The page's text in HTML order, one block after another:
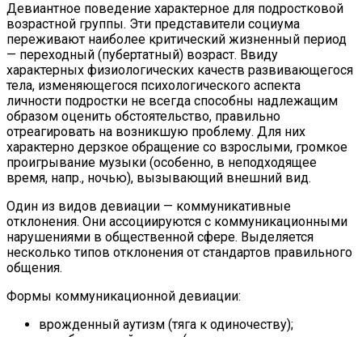
Девиантное поведение характерное для подростковой
возрастной группы. Эти представители социума
переживают наиболее критический жизненный период
— переходный (пубертатный) возраст. Ввиду
характерных физиологических качеств развивающегося
тела, изменяющегося психологического аспекта
личности подростки не всегда способны надлежащим
образом оценить обстоятельство, правильно
отреагировать на возникшую проблему. Для них
характерно дерзкое обращение со взрослыми, громкое
проигрывание музыки (особенно, в неподходящее
время, напр., ночью), вызывающий внешний вид.
Один из видов девиации — коммуникативные
отклонения. Они ассоциируются с коммуникационными
нарушениями в общественной сфере. Выделяется
несколько типов отклонения от стандартов правильного
общения.
Формы коммуникационной девиации:
врожденный аутизм (тяга к одиночеству);